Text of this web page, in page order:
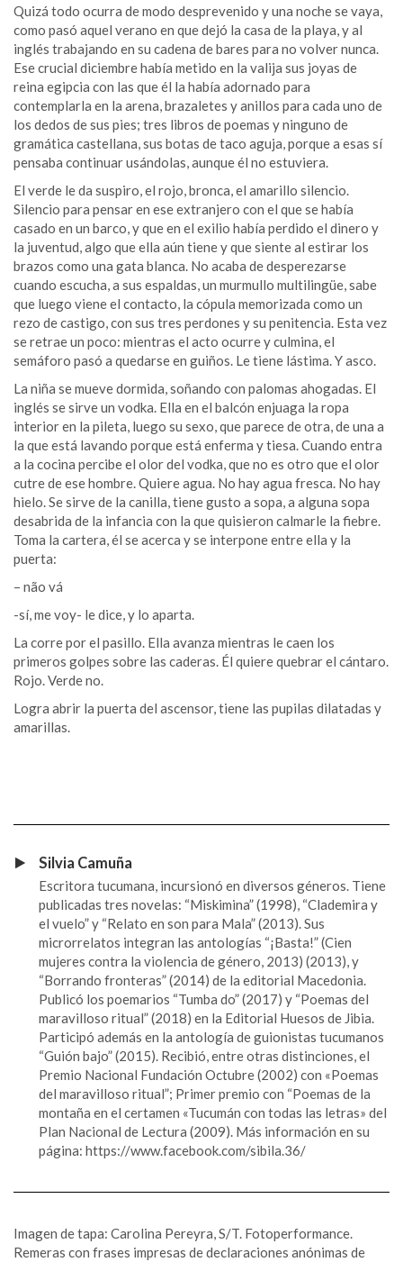
Quizá todo ocurra de modo desprevenido y una noche se vaya,
como pasó aquel verano en que dejó la casa de la playa, y al
inglés trabajando en su cadena de bares para no volver nunca.
Ese crucial diciembre había metido en la valija sus joyas de
reina egipcia con las que él la había adornado para
contemplarla en la arena, brazaletes y anillos para cada uno de
los dedos de sus pies; tres libros de poemas y ninguno de
gramática castellana, sus botas de taco aguja, porque a esas sí
pensaba continuar usándolas, aunque él no estuviera.
El verde le da suspiro, el rojo, bronca, el amarillo silencio.
Silencio para pensar en ese extranjero con el que se había
casado en un barco, y que en el exilio había perdido el dinero y
la juventud, algo que ella aún tiene y que siente al estirar los
brazos como una gata blanca. No acaba de desperezarse
cuando escucha, a sus espaldas, un murmullo multilingüe, sabe
que luego viene el contacto, la cópula memorizada como un
rezo de castigo, con sus tres perdones y su penitencia. Esta vez
se retrae un poco: mientras el acto ocurre y culmina, el
semáforo pasó a quedarse en guiños. Le tiene lástima. Y asco.
La niña se mueve dormida, soñando con palomas ahogadas. El
inglés se sirve un vodka. Ella en el balcón enjuaga la ropa
interior en la pileta, luego su sexo, que parece de otra, de una a
la que está lavando porque está enferma y tiesa. Cuando entra
a la cocina percibe el olor del vodka, que no es otro que el olor
cutre de ese hombre. Quiere agua. No hay agua fresca. No hay
hielo. Se sirve de la canilla, tiene gusto a sopa, a alguna sopa
desabrida de la infancia con la que quisieron calmarle la fiebre.
Toma la cartera, él se acerca y se interpone entre ella y la
puerta:
– não vá
-sí, me voy- le dice, y lo aparta.
La corre por el pasillo. Ella avanza mientras le caen los
primeros golpes sobre las caderas. Él quiere quebrar el cántaro.
Rojo. Verde no.
Logra abrir la puerta del ascensor, tiene las pupilas dilatadas y
amarillas.
Silvia Camuña
Escritora tucumana, incursionó en diversos géneros. Tiene
publicadas tres novelas: “Miskimina” (1998), “Clademira y
el vuelo” y “Relato en son para Mala” (2013). Sus
microrrelatos integran las antologías “¡Basta!” (Cien
mujeres contra la violencia de género, 2013) (2013), y
“Borrando fronteras” (2014) de la editorial Macedonia.
Publicó los poemarios “Tumba do” (2017) y “Poemas del
maravilloso ritual” (2018) en la Editorial Huesos de Jibia.
Participó además en la antología de guionistas tucumanos
“Guión bajo” (2015). Recibió, entre otras distinciones, el
Premio Nacional Fundación Octubre (2002) con «Poemas
del maravilloso ritual”; Primer premio con “Poemas de la
montaña en el certamen «Tucumán con todas las letras» del
Plan Nacional de Lectura (2009). Más información en su
página: https://www.facebook.com/sibila.36/
Imagen de tapa: Carolina Pereyra, S/T. Fotoperformance.
Remeras con frases impresas de declaraciones anónimas de